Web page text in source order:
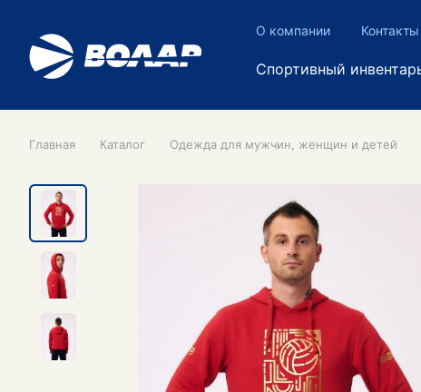
О компании Контакты
Спортивный
Главная Каталог Одежда для мужчин, женщин и детей